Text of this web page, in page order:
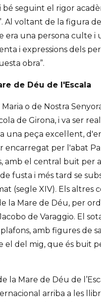
bé seguint el rigor
Al voltant de la figura
era una persona culte i
i expressions dels
obra”.
de Déu de l'Escala
o de Nostra
de Girona, i va ser
una peça excel·lent,
encarregat per l'abat
amb el central buit per
fusta i més tard se
(segle XIV). Els altres
la Mare de Déu, per
de Varaggio. El
amb figures de
el del mig, que és buit
la Mare de Déu de
arriba a les